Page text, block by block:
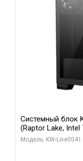
Системный блок
(Raptor Lake,
модуля)/ Palit
Модель: KW-Live0041